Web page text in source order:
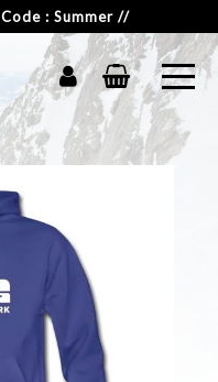
: Summer //